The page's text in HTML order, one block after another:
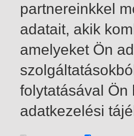
1-4 / total 4 hit
partnereinkkel
adatait, akik
amelyeket Ön
folytatásával Ön
adatkezelési